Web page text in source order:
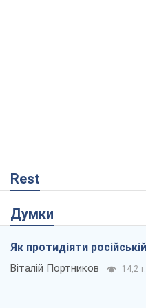
Rest
Думки
Як протидіяти
Віталій Портников 14,2 т.